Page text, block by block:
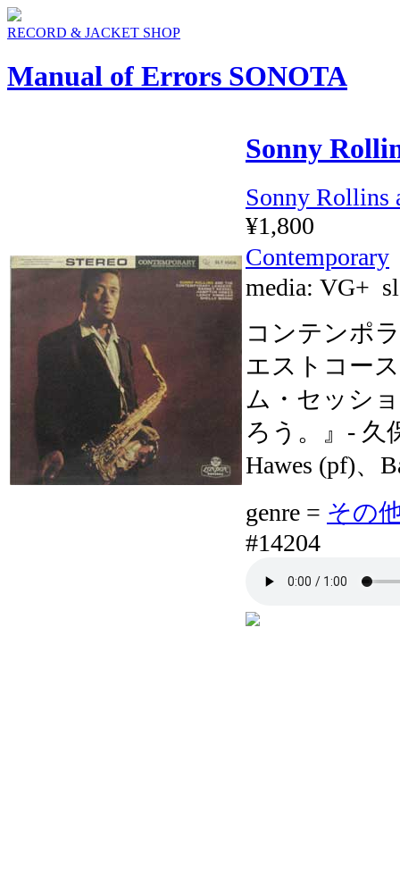
RECORD & JACKET SHOP
Manual of Errors SONOTA
Sonny
Sonny Rollins
¥1,800
Contemporary
media: VG+
コンテンポ
エストコー
ム・セッシ
ろう。』- 久
Hawes (pf)、
genre = その
#14204